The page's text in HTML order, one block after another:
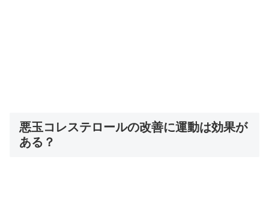
悪玉コレステロールの改善に運動は効果が
ある？